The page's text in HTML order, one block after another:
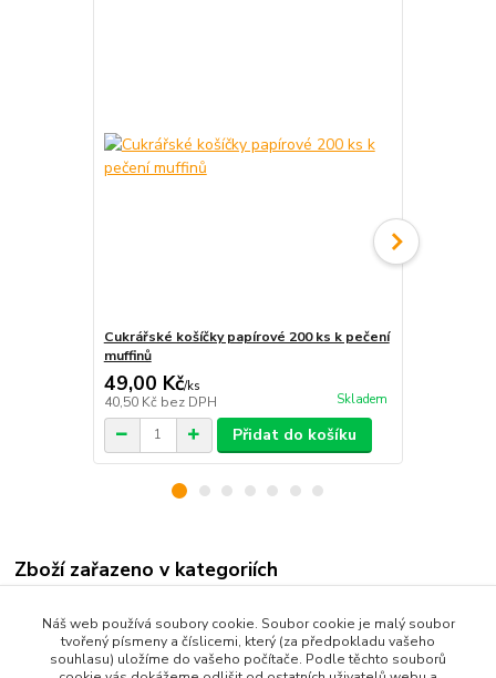
Cukrářské košíčky papírové 200 ks k pečení
muffinů
49,00 Kč/ks
40,50 Kč bez DPH Skladem
Přidat do košíku
Zboží zařazeno v kategoriích
Dům a Zahrada
Náš web používá soubory cookie. Soubor cookie je malý soubor
tvořený písmeny a číslicemi, který (za předpokladu vašeho
souhlasu) uložíme do vašeho počítače. Podle těchto souborů